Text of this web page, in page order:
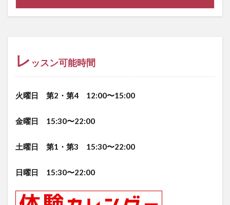
レ ッスン可能時間
火曜日 第2・第4 12:00〜15:00
金曜日 15:30〜22:00
土曜日 第1・第3 15:30〜22:00
日曜日 15:30〜22:00